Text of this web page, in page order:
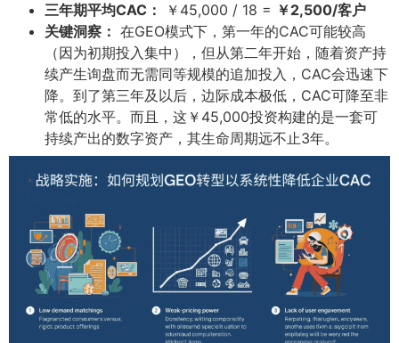
三年期平均CAC：​
￥45,000 / 18 = ￥2,500/客户
关键洞察：​ 在GEO模式下，第一年的CAC可能较高
（因为初期投入集中），但从第二年开始，随着资产持
续产生询盘而无需同等规模的追加投入，CAC会迅速下
降。到了第三年及以后，边际成本极低，CAC可降至非
常低的水平。而且，这￥45,000投资构建的是一套可
持续产出的数字资产，其生命周期远不止3年。